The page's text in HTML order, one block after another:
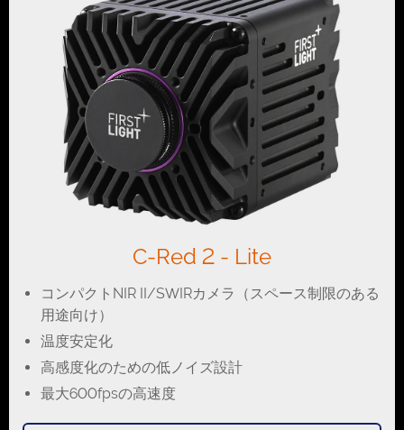
C-Red 2 - Lite
コンパクトNIR II/SWIRカメラ（スペース制限のある
用途向け）
温度安定化
高感度化のための低ノイズ設計
最大600fpsの高速度